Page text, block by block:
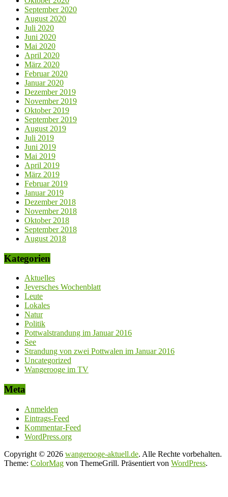
September 2020
August 2020
Juli 2020
Juni 2020
Mai 2020
April 2020
März 2020
Februar 2020
Januar 2020
Dezember 2019
November 2019
Oktober 2019
September 2019
August 2019
Juli 2019
Juni 2019
Mai 2019
April 2019
März 2019
Februar 2019
Januar 2019
Dezember 2018
November 2018
Oktober 2018
September 2018
August 2018
Kategorien
Aktuelles
Jeversches Wochenblatt
Leute
Lokales
Natur
Politik
Pottwalstrandung im Januar 2016
See
Strandung von zwei Pottwalen im Januar 2016
Uncategorized
Wangerooge im TV
Meta
Anmelden
Eintrags-Feed
Kommentar-Feed
WordPress.org
Copyright © 2026 wangerooge-aktuell.de. Alle Rechte vorbehalten.
Theme: ColorMag von ThemeGrill. Präsentiert von WordPress.